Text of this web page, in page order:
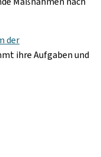
der
ihre Aufgaben und